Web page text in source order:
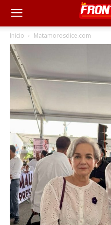
Inicio Matamorosdice.com